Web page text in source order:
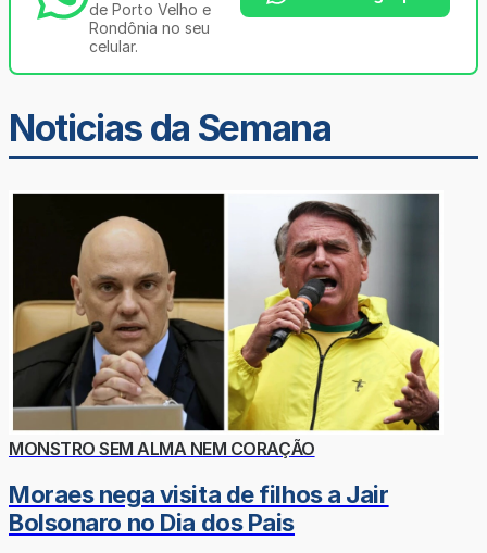
de Porto Velho e
Rondônia no seu
celular.
Noticias da Semana
MONSTRO SEM ALMA NEM CORAÇÃO
Moraes nega visita de filhos a Jair
Bolsonaro no Dia dos Pais